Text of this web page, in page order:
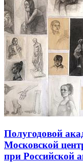
Полугодовой
Московской
при Российской